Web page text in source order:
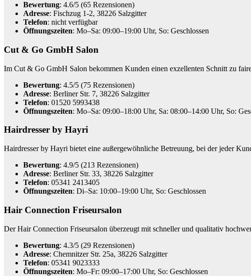
Bewertung: 4.6/5 (65 Rezensionen)
Adresse: Fischzug 1-2, 38226 Salzgitter
Telefon: nicht verfügbar
Öffnungszeiten: Mo–Sa: 09:00–19:00 Uhr, So: Geschlossen
Cut & Go GmbH Salon
Im Cut & Go GmbH Salon bekommen Kunden einen exzellenten Schnitt zu
Bewertung: 4.5/5 (75 Rezensionen)
Adresse: Berliner Str. 7, 38226 Salzgitter
Telefon: 01520 5993438
Öffnungszeiten: Mo–Sa: 09:00–18:00 Uhr, Sa: 08:00–14:00 Uhr, So:
Hairdresser by Hayri
Hairdresser by Hayri bietet eine außergewöhnliche Betreuung, bei der jeder
Bewertung: 4.9/5 (213 Rezensionen)
Adresse: Berliner Str. 33, 38226 Salzgitter
Telefon: 05341 2413405
Öffnungszeiten: Di–Sa: 10:00–19:00 Uhr, So: Geschlossen
Hair Connection Friseursalon
Der Hair Connection Friseursalon überzeugt mit schneller und qualitativ
Bewertung: 4.3/5 (29 Rezensionen)
Adresse: Chemnitzer Str. 25a, 38226 Salzgitter
Telefon: 05341 9023333
Öffnungszeiten: Mo–Fr: 09:00–17:00 Uhr, So: Geschlossen